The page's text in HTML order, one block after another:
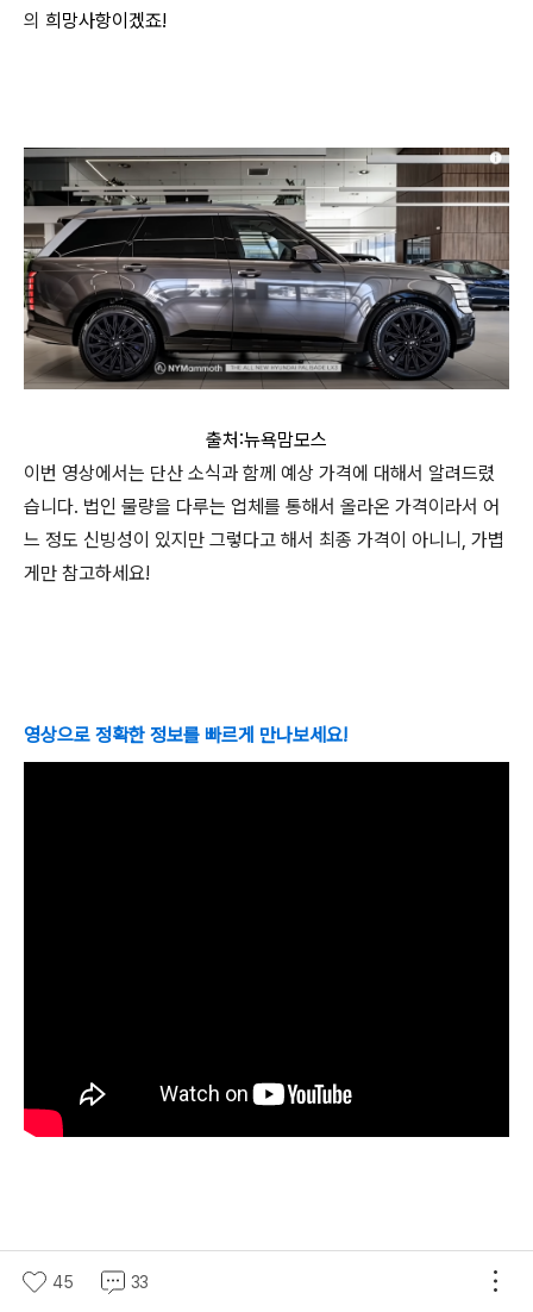
의 희망사항이겠죠!
출처:뉴욕맘모스
이번 영상에서는 단산 소식과 함께 예상 가격에 대해서 알려드렸
습니다. 법인 물량을 다루는 업체를 통해서 올라온 가격이라서 어
느 정도 신빙성이 있지만 그렇다고 해서 최종 가격이 아니니, 가볍
게만 참고하세요!
영상으로 정확한 정보를 빠르게 만나보세요!
의 다음 소식도 기다리지 않고 자동으로 받고 싶다면 채널에 구독
45 33